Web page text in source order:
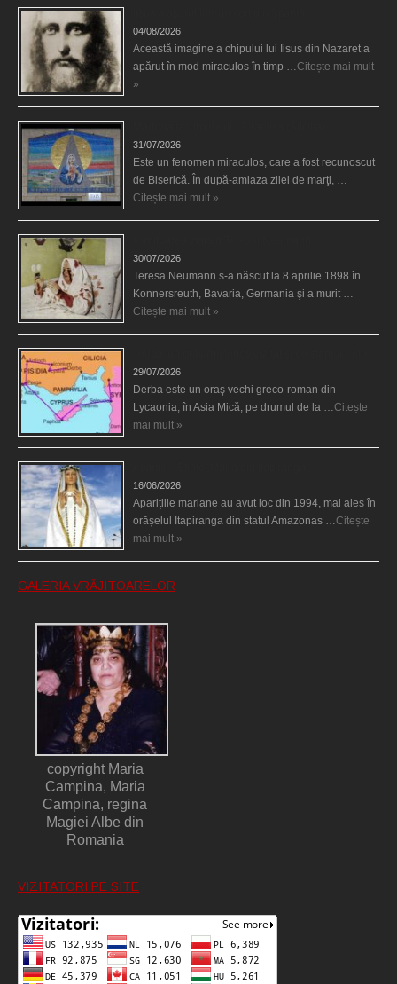
04/08/2026
Această imagine a chipului lui Iisus din Nazaret a
apărut în mod miraculos în timp … Citește mai mult
»
31/07/2026
Este un fenomen miraculos, care a fost recunoscut
de Biserică. În după-amiaza zilei de marţi, …
Citește mai mult »
30/07/2026
Teresa Neumann s-a născut la 8 aprilie 1898 în
Konnersreuth, Bavaria, Germania şi a murit …
Citește mai mult »
29/07/2026
Derba este un oraş vechi greco-roman din
Lycaonia, în Asia Mică, pe drumul de la … Citește
mai mult »
16/06/2026
Aparițiile mariane au avut loc din 1994, mai ales în
orășelul Itapiranga din statul Amazonas … Citește
mai mult »
GALERIA VRĂJITOARELOR
copyright Maria
Campina, Maria
Campina, regina
Magiei Albe din
Romania
VIZITATORI PE SITE